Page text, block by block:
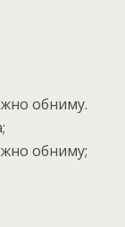
обниму.
обниму;